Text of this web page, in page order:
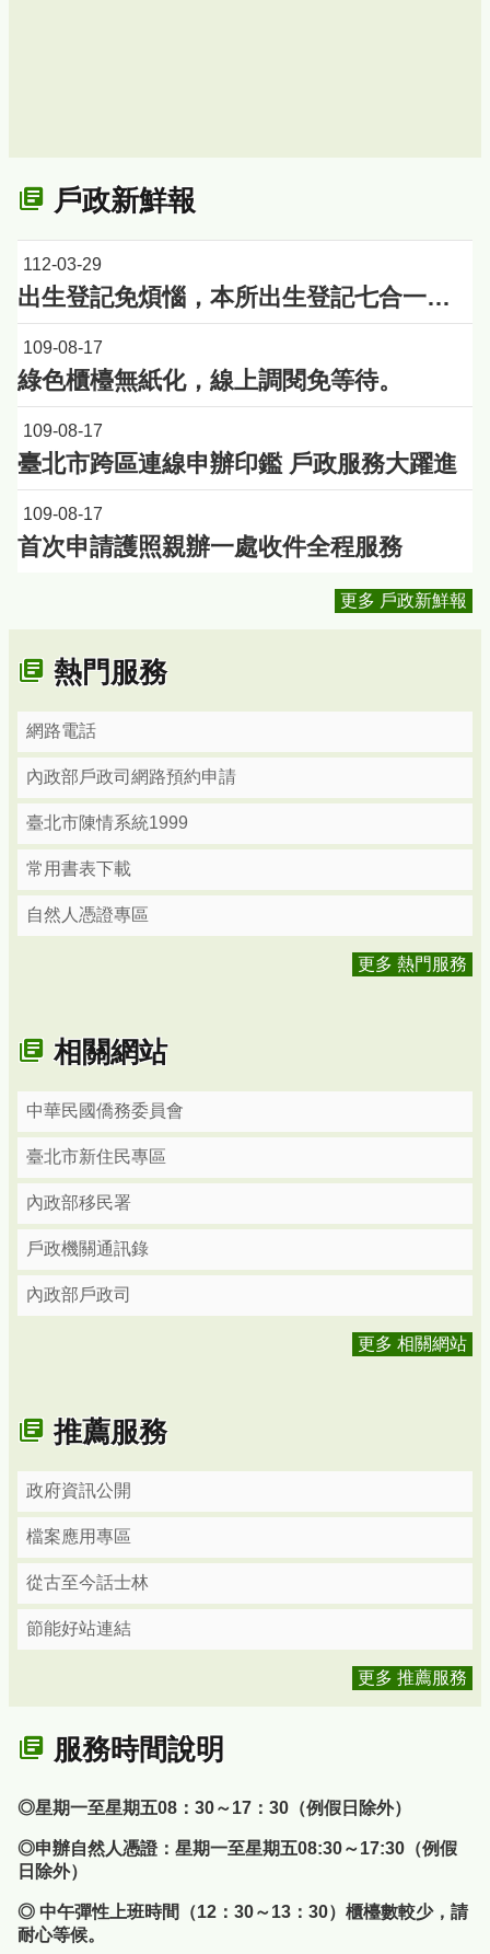
戶政新鮮報
112-03-29
出生登記免煩惱，本所出生登記七合一受理項目說明表幫助您！
109-08-17
綠色櫃檯無紙化，線上調閱免等待。
109-08-17
臺北市跨區連線申辦印鑑 戶政服務大躍進
109-08-17
首次申請護照親辦一處收件全程服務
更多 戶政新鮮報
熱門服務
網路電話
內政部戶政司網路預約申請
臺北市陳情系統1999
常用書表下載
自然人憑證專區
更多 熱門服務
相關網站
中華民國僑務委員會
臺北市新住民專區
內政部移民署
戶政機關通訊錄
內政部戶政司
更多 相關網站
推薦服務
政府資訊公開
檔案應用專區
從古至今話士林
節能好站連結
更多 推薦服務
服務時間說明
◎星期一至星期五08：30～17：30（例假日除外）
◎申辦自然人憑證：星期一至星期五08:30～17:30（例假
日除外）
◎ 中午彈性上班時間（12：30～13：30）櫃檯數較少，請
耐心等候。